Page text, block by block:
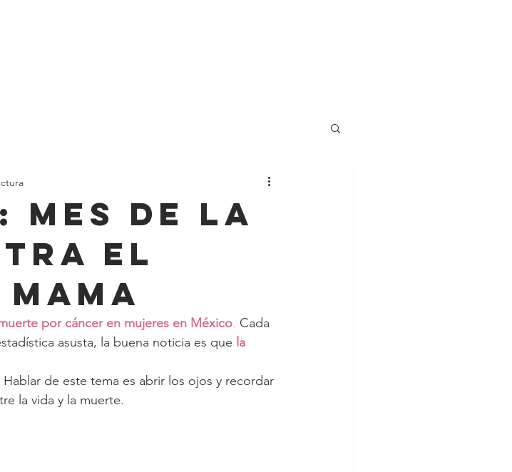
Mes de la
el
por cáncer en mujeres en México. Cada
asusta, la buena noticia es que la
de este tema es abrir los ojos y recordar
la vida y la muerte.